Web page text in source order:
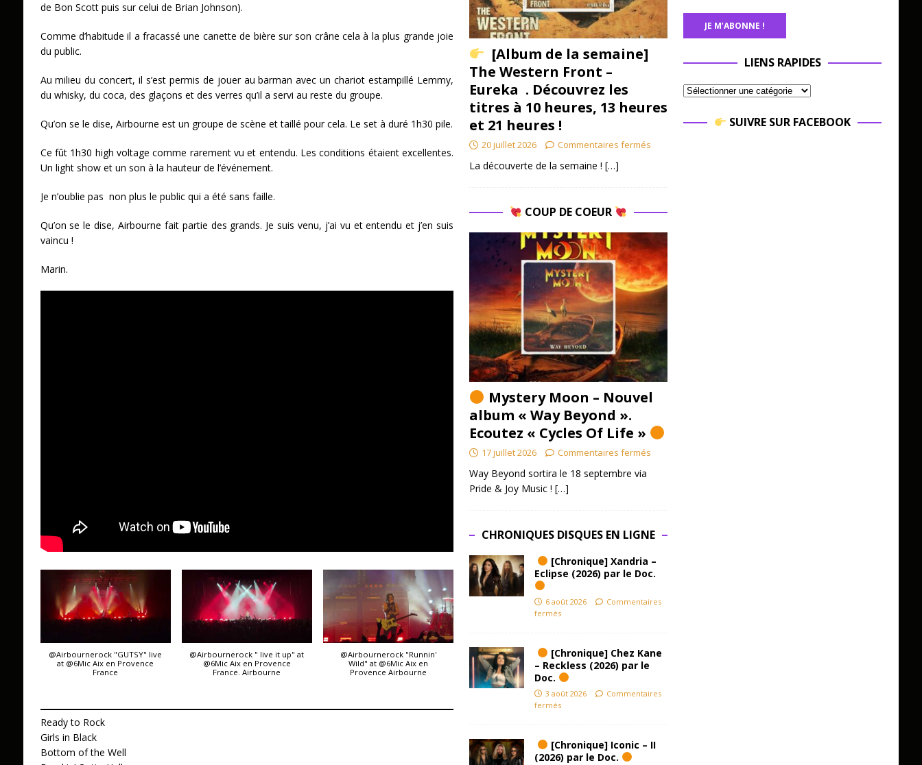
de Bon Scott puis sur celui de Brian Johnson).
Comme d’habitude il a fracassé une canette de bière sur son crâne cela à la plus grande joie
du public.
Au milieu du concert, il s’est permis de jouer au barman avec un chariot estampillé Lemmy,
du whisky, du coca, des glaçons et des verres qu’il a servi au reste du groupe.
Qu’on se le dise, Airbourne est un groupe de scène et taillé pour cela. Le set à duré 1h30 pile.
Ce fût 1h30 high voltage comme rarement vu et entendu. Les conditions étaient excellentes.
Un light show et un son à la hauteur de l’événement.
Je n’oublie pas non plus le public qui a été sans faille.
Qu’on se le dise, Airbourne fait partie des grands. Je suis venu, j’ai vu et entendu et j’en suis
vaincu !
Marin.
@Airbournerock "GUTSY" live
at @6Mic Aix en Provence
France
@Airbournerock " live it up" at
@6Mic Aix en Provence
France. Airbourne
@Airbournerock "Runnin'
Wild" at @6Mic Aix en
Provence Airbourne
Ready to Rock
Girls in Black
Bottom of the Well
[Album de la semaine]
The Western Front –
Eureka . Découvrez les
titres à 10 heures, 13 heures
et 21 heures !
20 juillet 2026 Commentaires fermés
La découverte de la semaine ! […]
COUP DE COEUR
Mystery Moon – Nouvel
album « Way Beyond ».
Ecoutez « Cycles Of Life »
17 juillet 2026 Commentaires fermés
Way Beyond sortira le 18 septembre via
Pride & Joy Music ! […]
CHRONIQUES DISQUES EN LIGNE
[Chronique] Xandria –
Eclipse (2026) par le Doc.
6 août 2026
Commentaires
fermés
[Chronique] Chez Kane
– Reckless (2026) par le
Doc.
3 août 2026
Commentaires
fermés
[Chronique] Iconic – II
(2026) par le Doc.
LIENS RAPIDES
SUIVRE SUR FACEBOOK